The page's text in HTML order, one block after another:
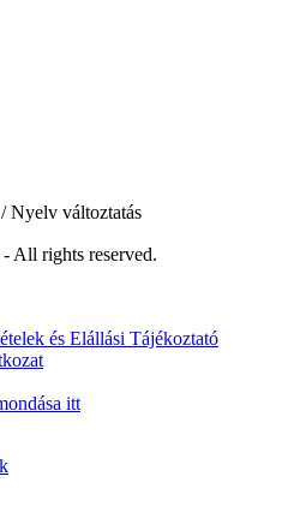
Nyelv változtatás
- All rights reserved.
és Elállási Tájékoztató
itt